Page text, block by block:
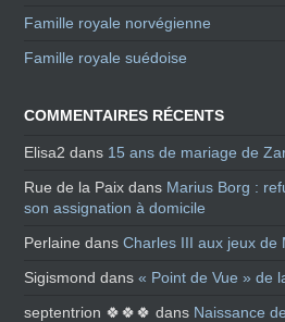
Famille royale norvégienne
Famille royale suédoise
COMMENTAIRES RÉCENTS
Elisa2 dans 15 ans de mariage de
Rue de la Paix dans Marius Borg :
son assignation à domicile
Perlaine dansCharles III aux jeux de
Sigismond dans« Point de Vue » de
septentrion 🍀🍀🍀 dans Naissance